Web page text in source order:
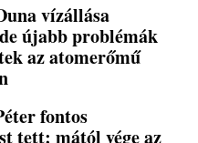
vízállása
újabb problémák
az atomerőmű
fontos
tett: mától vége az